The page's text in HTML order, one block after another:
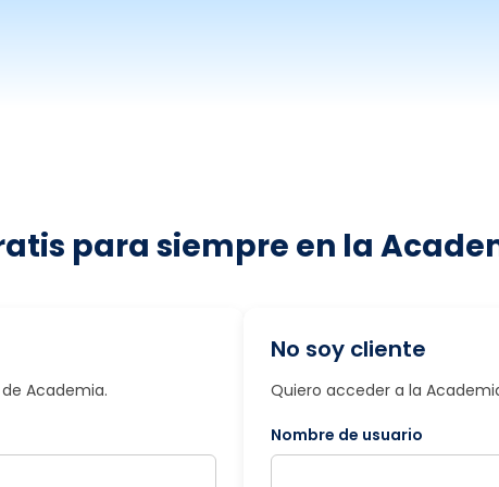
para siempre en la
Academia.
No soy cliente
Quiero acceder a la
Nombre de usuario